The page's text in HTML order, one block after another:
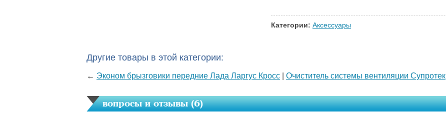
Категории: Аксессуары
Другие товары в этой категории:
← Эконом брызговики передние Лада Ларгус Кросс Очиститель системы вентиляции Супротек
вопросы и отзывы (6)